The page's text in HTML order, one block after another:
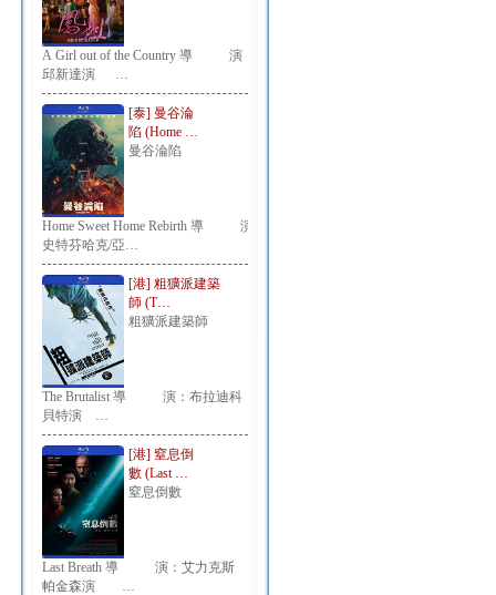
A Girl out of the Country 導 演：
邱新達演 …
[泰] 曼谷淪
陷 (Home …
曼谷淪陷
Home Sweet Home Rebirth 導 演：
史特芬哈克/亞…
[港] 粗獷派建築
師 (T…
粗獷派建築師
The Brutalist 導 演：布拉迪科
貝特演 …
[港] 窒息倒
數 (Last …
窒息倒數
Last Breath 導 演：艾力克斯
帕金森演 …